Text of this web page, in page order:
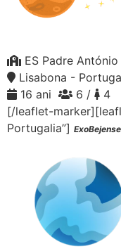
ES Padre
Lisabona -
16 ani
6 /
4
[/leaflet-
Portugalia”]